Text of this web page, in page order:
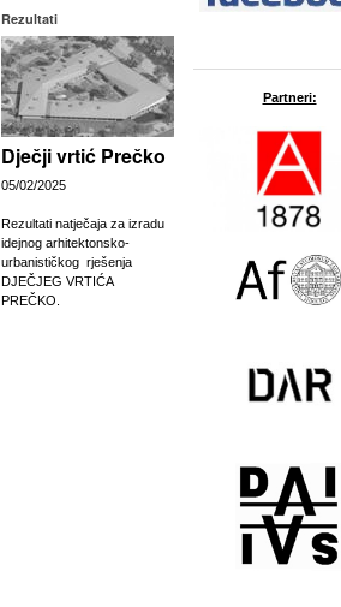
Rezultati
Dječji vrtić Prečko
05/02/2025
Rezultati natječaja za izradu
idejnog arhitektonsko-
urbanističkog rješenja
DJEČJEG VRTIĆA
PREČKO.
Partneri: